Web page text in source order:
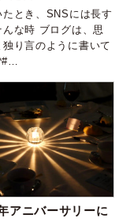
たとき、SNSには長す
んな時 ブログは、思
独り言のように書いて
アニバーサリーに